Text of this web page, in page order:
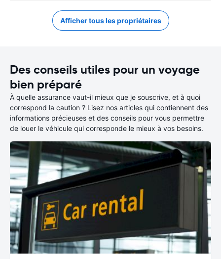
Afficher tous les propriétaires
Des conseils utiles pour un voyage
bien préparé
À quelle assurance vaut-il mieux que je souscrive, et à quoi
correspond la caution ? Lisez nos articles qui contiennent des
informations précieuses et des conseils pour vous permettre
de louer le véhicule qui corresponde le mieux à vos besoins.